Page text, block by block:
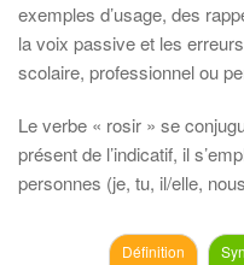
exemples d’usage, des
la voix passive et les
scolaire, professionnel ou
Le verbe « rosir » se
présent de l’indicatif, il
personnes (je, tu, il/elle,
Définition